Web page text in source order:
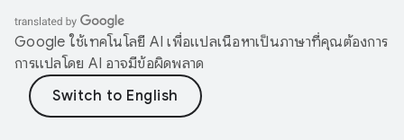
Google ใช้เทคโนโลยี AI เพื่อแปลเนื้อหาเป็นภาษาที่คุณต้องการ
การแปลโดย AI อาจมีข้อผิดพลาด